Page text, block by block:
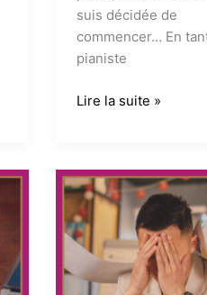
suis décidée de
commencer… En
pianiste
Pianistes,
vos
mains
avec
la
réflexologie
Lire la suite »